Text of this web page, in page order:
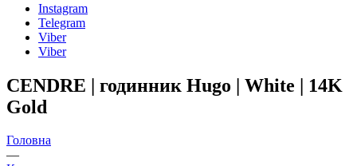
Instagram
Telegram
Viber
Viber
CENDRE | годинник Hugo | White | 14K
Gold
Головна
—